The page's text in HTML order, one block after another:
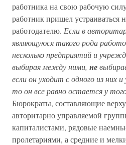
работника на свою рабочую
работник пришел устраиваться
работодателю. Если в
являющуюся такого рода
несколько предприятий и
выбирая между ними, не
если он уходит с одного из них
то он все равно остается у
Бюрократы, составляющие
авторитарно управляемой
капиталистами, рядовые
пролетариями, а средние и